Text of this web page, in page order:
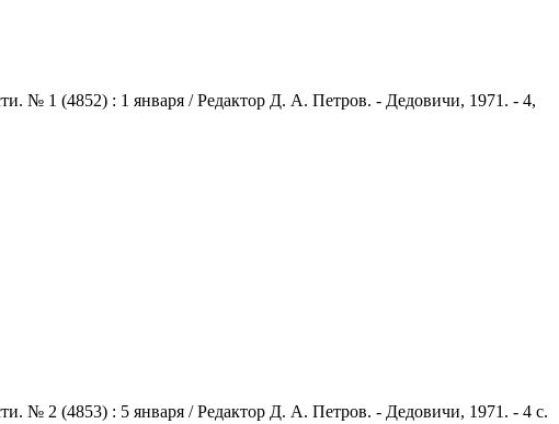
№ 1 (4852) : 1 января / Редактор Д. А. Петров. - Дедовичи, 1971. - 4,
№ 2 (4853) : 5 января / Редактор Д. А. Петров. - Дедовичи, 1971. - 4 с.